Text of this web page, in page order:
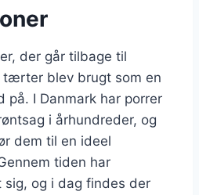
der går tilbage til
tærter blev brugt som en
på. I Danmark har porrer
i århundreder, og
dem til en ideel
tiden har
sig, og i dag findes der